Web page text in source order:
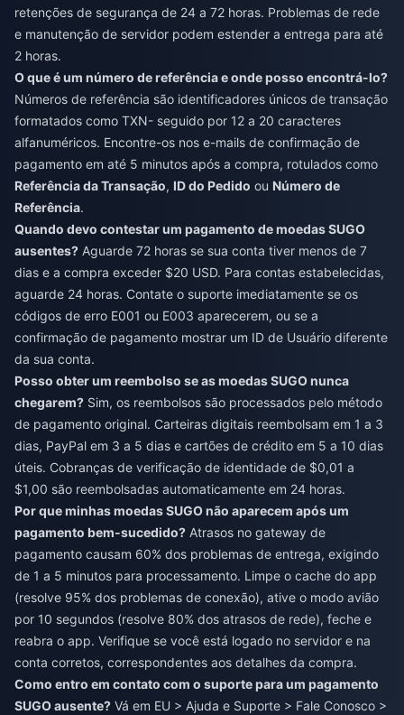
retenções de segurança de 24 a 72 horas. Problemas de rede
e manutenção de servidor podem estender a entrega para até
2 horas.
O que é um número de referência e onde posso encontrá-lo?
Números de referência são identificadores únicos de transação
formatados como TXN- seguido por 12 a 20 caracteres
alfanuméricos. Encontre-os nos e-mails de confirmação de
pagamento em até 5 minutos após a compra, rotulados como
Referência da Transação, ID do Pedido ou Número de
Referência.
Quando devo contestar um pagamento de moedas SUGO
ausentes? Aguarde 72 horas se sua conta tiver menos de 7
dias e a compra exceder $20 USD. Para contas estabelecidas,
aguarde 24 horas. Contate o suporte imediatamente se os
códigos de erro E001 ou E003 aparecerem, ou se a
confirmação de pagamento mostrar um ID de Usuário diferente
da sua conta.
Posso obter um reembolso se as moedas SUGO nunca
chegarem? Sim, os reembolsos são processados pelo método
de pagamento original. Carteiras digitais reembolsam em 1 a 3
dias, PayPal em 3 a 5 dias e cartões de crédito em 5 a 10 dias
úteis. Cobranças de verificação de identidade de $0,01 a
$1,00 são reembolsadas automaticamente em 24 horas.
Por que minhas moedas SUGO não aparecem após um
pagamento bem-sucedido? Atrasos no gateway de
pagamento causam 60% dos problemas de entrega, exigindo
de 1 a 5 minutos para processamento. Limpe o cache do app
(resolve 95% dos problemas de conexão), ative o modo avião
por 10 segundos (resolve 80% dos atrasos de rede), feche e
reabra o app. Verifique se você está logado no servidor e na
conta corretos, correspondentes aos detalhes da compra.
Como entro em contato com o suporte para um pagamento
SUGO ausente? Vá em EU > Ajuda e Suporte > Fale Conosco >